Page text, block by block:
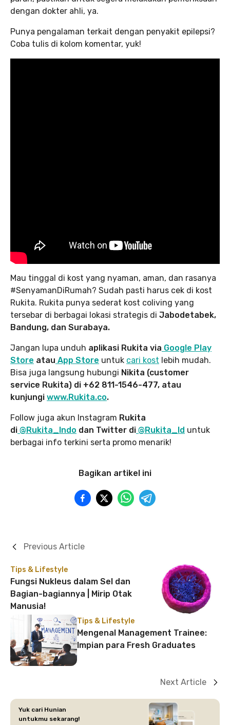
dengan dokter ahli, ya.
Punya pengalaman terkait dengan penyakit epilepsi?
Coba tulis di kolom komentar, yuk!
Mau tinggal di kost yang nyaman, aman, dan rasanya
#SenyamanDiRumah? Sudah pasti harus cek di kost
Rukita. Rukita punya sederat kost coliving yang
tersebar di berbagai lokasi strategis di Jabodetabek,
Bandung, dan Surabaya.
Jangan lupa unduh aplikasi Rukita via Google Play
Store atau App Store untuk cari kost lebih mudah.
Bisa juga langsung hubungi Nikita (customer
service Rukita) di +62 811-1546-477, atau
kunjungi www.Rukita.co.
Follow juga akun Instagram Rukita
di @Rukita_Indo dan Twitter di @Rukita_Id untuk
berbagai info terkini serta promo menarik!
Bagikan artikel ini
Tips & Lifestyle
Fungsi Nukleus dalam Sel dan
Bagian-bagiannya | Mirip Otak
Manusia!
Previous Article
Tips & Lifestyle
Mengenal Management Trainee:
Impian para Fresh Graduates
Next Article
Yuk cari Hunian
untukmu sekarang!